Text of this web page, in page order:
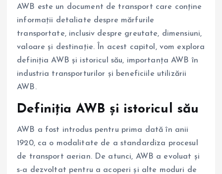
AWB este un document de transport care conține
informații detaliate despre mărfurile
transportate, inclusiv despre greutate, dimensiuni,
valoare și destinație. În acest capitol, vom explora
definiția AWB și istoricul său, importanța AWB în
industria transporturilor și beneficiile utilizării
AWB.
Definiția AWB și istoricul său
AWB a fost introdus pentru prima dată în anii
1920, ca o modalitate de a standardiza procesul
de transport aerian. De atunci, AWB a evoluat și
s-a dezvoltat pentru a acoperi și alte moduri de